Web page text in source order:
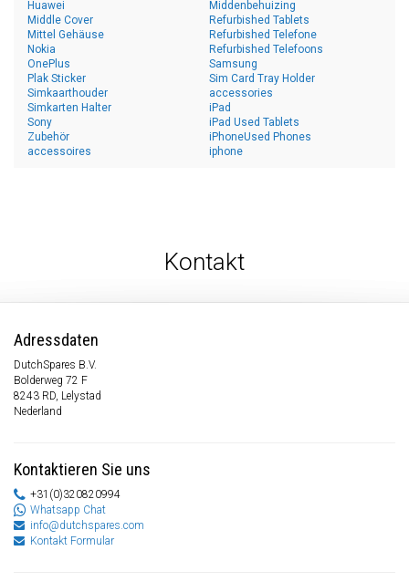
Huawei
Middenbehuizing
Middle Cover
Mittel Gehäuse
Nokia
OnePlus
Plak Sticker
Refurbished Tablets
Refurbished Telefone
Refurbished Telefoons
Samsung
Sim Card Tray Holder
Simkaarthouder
Simkarten Halter
Sony
Zubehör
accessoires
accessories
iPad
iPad Used Tablets
iPhoneUsed Phones
iphone
Kontakt
Adressdaten
DutchSpares B.V.
Bolderweg 72 F
8243 RD, Lelystad
Nederland
Kontaktieren Sie uns
+31(0)320820994
Whatsapp Chat
info@dutchspares.com
Kontakt Formular